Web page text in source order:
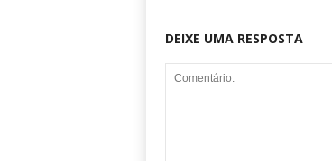
DEIXE UMA RESPOSTA